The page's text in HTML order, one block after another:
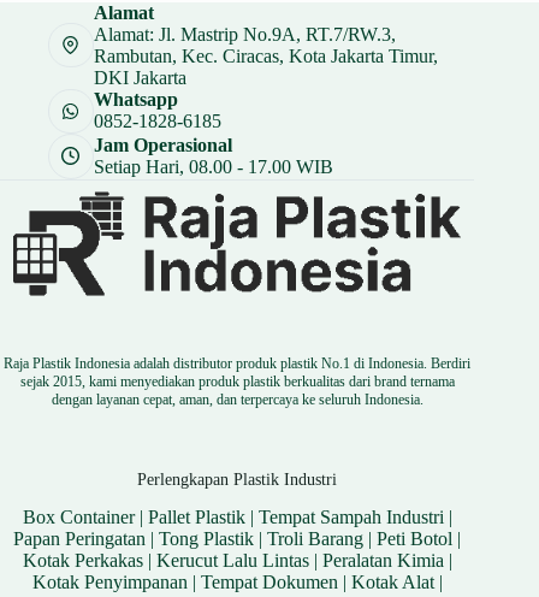
Alamat
Alamat: Jl. Mastrip No.9A, RT.7/RW.3,
Rambutan, Kec. Ciracas, Kota Jakarta Timur,
DKI Jakarta
Whatsapp
0852-1828-6185
Jam Operasional
Setiap Hari, 08.00 - 17.00 WIB
Raja Plastik Indonesia adalah distributor produk plastik No.1 di Indonesia. Berdiri
sejak 2015, kami menyediakan produk plastik berkualitas dari brand ternama
dengan layanan cepat, aman, dan terpercaya ke seluruh Indonesia.
Perlengkapan Plastik Industri
Box Container| Pallet Plastik| Tempat Sampah Industri |
Papan Peringatan |Tong Plastik |Troli Barang |Peti Botol |
Kotak Perkakas| Kerucut Lalu Lintas| Peralatan Kimia |
Kotak Penyimpanan | Tempat Dokumen | Kotak Alat|